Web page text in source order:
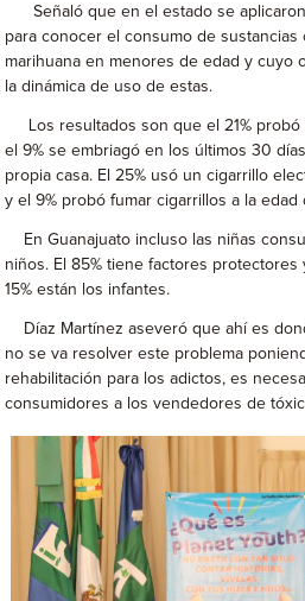
Señaló que en el estado se aplicaron
para conocer el consumo de sustancias
marihuana en menores de edad y cuyo
la dinámica de uso de estas.
Los resultados son que el 21% probó
el 9% se embriagó en los últimos 30
propia casa. El 25% usó un cigarrillo
y el 9% probó fumar cigarrillos a la edad
En Guanajuato incluso las niñas
niños. El 85% tiene factores
15% están los infantes.
Díaz Martínez aseveró que ahí es
no se va resolver este problema
rehabilitación para los adictos, es
consumidores a los vendedores de